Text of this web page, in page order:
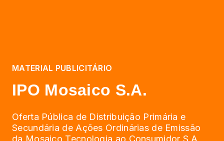
MATERIAL PUBLICITÁRIO
IPO Mosaico S.A.
Oferta Pública de Distribuição Primária e
Secundária de Ações Ordinárias de Emissão
da Mosaico Tecnologia ao Consumidor S.A.